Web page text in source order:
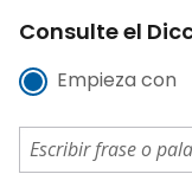
Consulte el
Empieza con